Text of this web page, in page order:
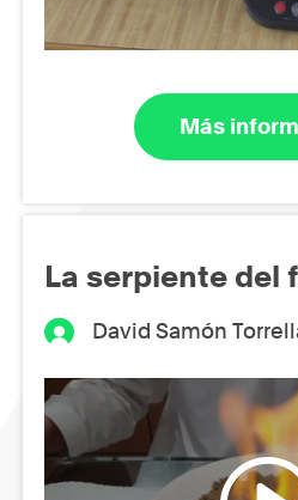
Más
La serpiente del
David Samón